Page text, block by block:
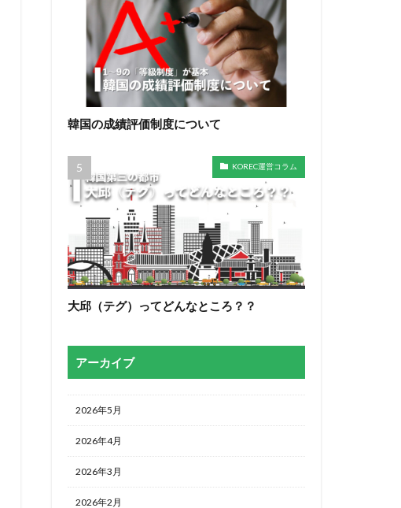
韓国の成績評価制度について
KOREC運営コラム
大邱（テグ）ってどんなところ？？
アーカイブ
2026年5月
2026年4月
2026年3月
2026年2月